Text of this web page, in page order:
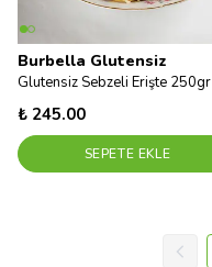
Burbella Glutensiz
Glutensiz Sebzeli Erişte 250gr
₺ 245.00
SEPETE EKLE